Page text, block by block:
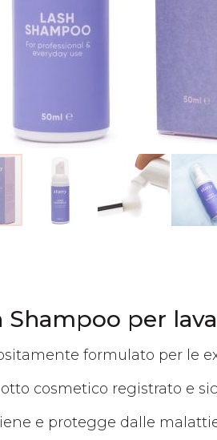
Shampoo per
formulato per le
cosmetico registrato e
e protegge dalle